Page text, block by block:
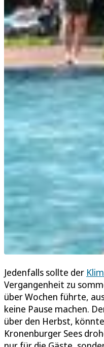
Jedenfalls sollte der
Vergangenheit zu
über Wochen führte,
keine Pause machen.
über den Herbst,
Kronenburger Sees